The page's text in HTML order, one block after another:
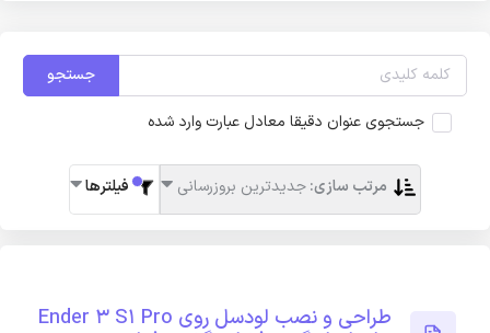
جستجو
جستجوی عنوان دقیقا معادل عبارت وارد شده
مرتب سازی:جدیدترین بروزرسانی فیلترها
طراحی و نصب لودسل روی Ender 3 S1 Pro